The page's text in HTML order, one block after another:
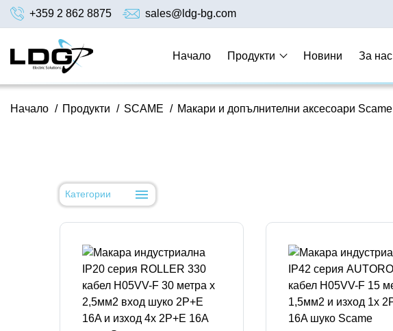
+359 2 862 8875 sales@ldg-bg.com
Начало Продукти Новини За нас
/
Начало /
Продукти /
SCAME Макари и допълнителни аксесоари Scame
Категории